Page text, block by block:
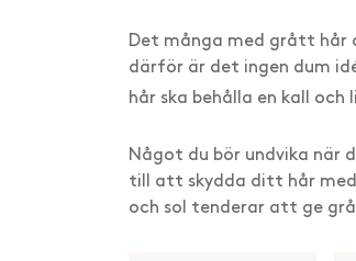
Det många med grått hår
därför är det ingen dum
hår ska behålla en kall
Något du bör undvika när
till att skydda ditt hår med
och sol tenderar att ge